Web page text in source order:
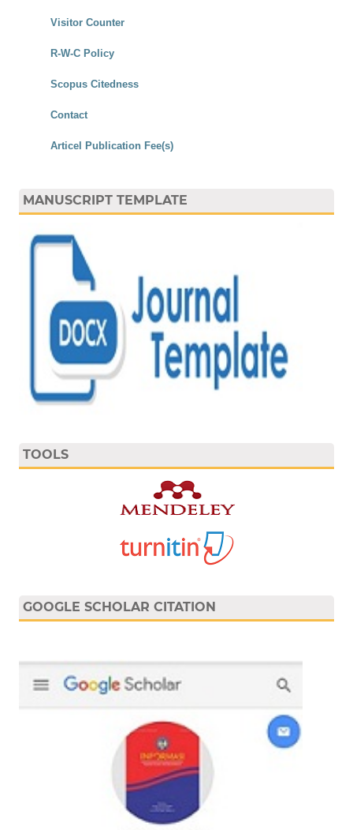
Visitor Counter
R-W-C Policy
Scopus Citedness
Contact
Articel Publication Fee(s)
MANUSCRIPT TEMPLATE
TOOLS
GOOGLE SCHOLAR CITATION